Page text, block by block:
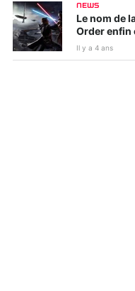
NEWS
Le nom de
Order enfin
Il y a 4 ans